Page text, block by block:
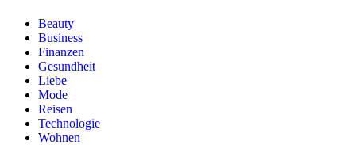
Beauty
Business
Finanzen
Gesundheit
Liebe
Mode
Reisen
Technologie
Wohnen